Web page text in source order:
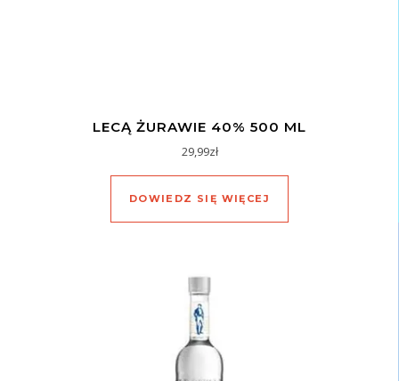
LECĄ ŻURAWIE 40% 500 ML
29,99zł
DOWIEDZ SIĘ WIĘCEJ